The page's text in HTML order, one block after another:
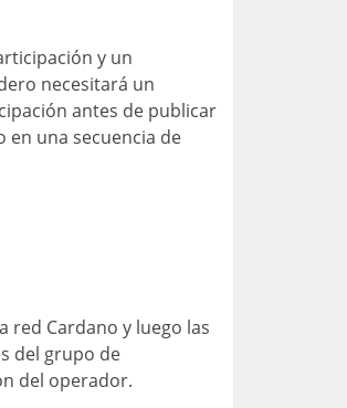
y un
necesitará un
antes de publicar
en una secuencia de
red Cardano y luego las
del grupo de
del operador.